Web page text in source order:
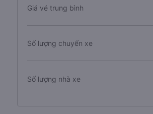
Giá vé trung bình
Số lượng chuyến xe
Số lượng nhà xe